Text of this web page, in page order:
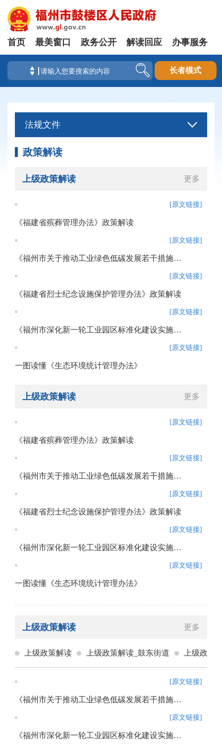
首页 最美窗口 政务公开 解读回应 办事服务
长者模式
法规文件
政策解读
上级政策解读 更多
[原文链接]
《福建省殡葬管理办法》政策解读
[原文链接]
《福州市关于推动工业绿色低碳发展若干措施》政策解读
[原文链接]
《福建省烈士纪念设施保护管理办法》政策解读
[原文链接]
《福州市深化新一轮工业园区标准化建设实施方案》政策解读
[原文链接]
一图读懂《生态环境统计管理办法》
上级政策解读 更多
[原文链接]
《福建省殡葬管理办法》政策解读
[原文链接]
《福州市关于推动工业绿色低碳发展若干措施》政策解读
[原文链接]
《福建省烈士纪念设施保护管理办法》政策解读
[原文链接]
《福州市深化新一轮工业园区标准化建设实施方案》政策解读
[原文链接]
一图读懂《生态环境统计管理办法》
上级政策解读 更多
上级政策解读 上级政策解读_鼓东街道 上级政策
[原文链接]
《福州市关于推动工业绿色低碳发展若干措施》政策解读
[原文链接]
《福州市深化新一轮工业园区标准化建设实施方案》政策解读